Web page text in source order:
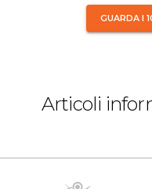
GUARDA I
Articoli